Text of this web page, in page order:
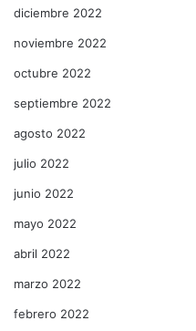
diciembre 2022
noviembre 2022
octubre 2022
septiembre 2022
agosto 2022
julio 2022
junio 2022
mayo 2022
abril 2022
marzo 2022
febrero 2022